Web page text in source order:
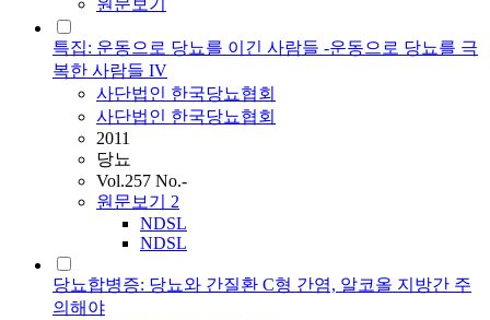
원문보기
특집: 운동으로 당뇨를 이긴 사람들 -운동으로 당뇨를 극
복한 사람들 IV
사단법인 한국당뇨협회
사단법인 한국당뇨협회
2011
당뇨
Vol.257 No.-
원문보기 2
NDSL
NDSL
당뇨합병증: 당뇨와 간질환 C형 간염, 알코올 지방간 주
의해야